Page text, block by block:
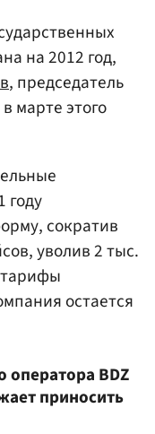
на 2012 год,
, председатель
марте этого
году
сократив
уволив 2 тыс.
остается
оператора BDZ
приносить